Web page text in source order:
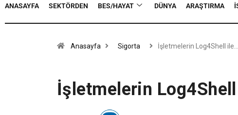
ANASAYFA SEKTÖRDEN BES/HAYAT DÜNYA ARAŞTIRMA
Anasayfa Sigorta İşletmelerin Log4Shell ile…
İşletmelerin